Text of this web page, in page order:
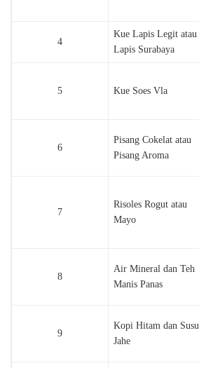
4
Kue Lapis Legit atau
Lapis Surabaya
5 Kue Soes Vla
6
Pisang Cokelat atau
Pisang Aroma
7
Risoles Rogut atau
Mayo
8
Air Mineral dan Teh
Manis Panas
9
Kopi Hitam dan Susu
Jahe